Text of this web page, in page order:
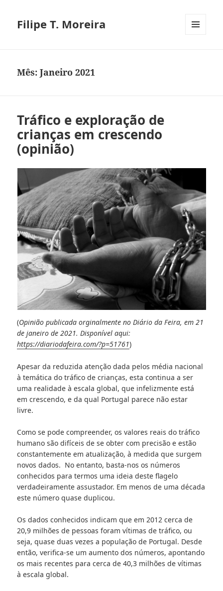
Filipe T. Moreira
Mês:Janeiro 2021
Tráfico e exploração de
crianças em crescendo
(opinião)
(Opinião publicada orginalmente no Diário da Feira, em 21
de janeiro de 2021. Disponível aqui:
https://diariodafeira.com/?p=51761)
Apesar da reduzida atenção dada pelos média nacional
à temática do tráfico de crianças, esta continua a ser
uma realidade à escala global, que infelizmente está
em crescendo, e da qual Portugal parece não estar
livre.
Como se pode compreender, os valores reais do tráfico
humano são difíceis de se obter com precisão e estão
constantemente em atualização, à medida que surgem
novos dados. No entanto, basta-nos os números
conhecidos para termos uma ideia deste flagelo
verdadeiramente assustador. Em menos de uma década
este número quase duplicou.
Os dados conhecidos indicam que em 2012 cerca de
20,9 milhões de pessoas foram vítimas de tráfico, ou
seja, quase duas vezes a população de Portugal. Desde
então, verifica-se um aumento dos números, apontando
os mais recentes para cerca de 40,3 milhões de vítimas
à escala global.